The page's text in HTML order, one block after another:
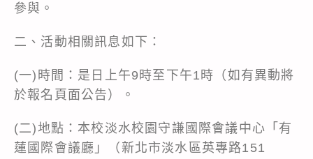
參與。
二、活動相關訊息如下：
(一)時間：是日上午9時至下午1時（如有異動將
於報名頁面公告）。
(二)地點：本校淡水校園守謙國際會議中心「有
蓮國際會議廳」（新北市淡水區英專路151